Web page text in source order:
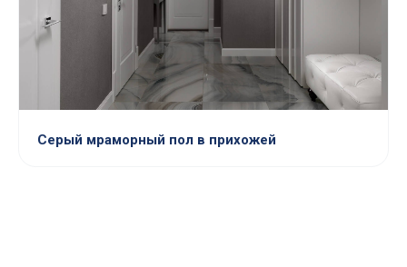
Серый мраморный пол в прихожей